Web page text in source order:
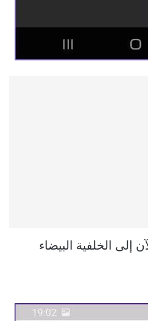
إلى الخلفية البيضاء